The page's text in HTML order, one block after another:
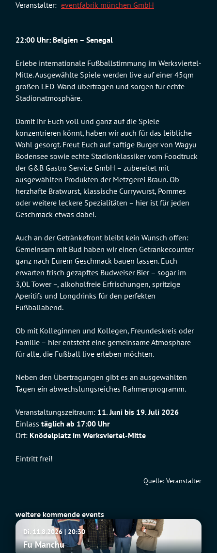
22:00 Uhr: Belgien – Senegal
Erlebe internationale Fußballstimmung im Werksviertel-
Mitte. Ausgewählte Spiele werden live auf einer 45qm
großen LED-Wand übertragen und sorgen für echte
Stadionatmosphäre.
Damit ihr Euch voll und ganz auf die Spiele
konzentrieren könnt, haben wir auch für das leibliche
Wohl gesorgt. Freut Euch auf saftige Burger von Wagyu
Bodensee sowie echte Stadionklassiker vom Foodtruck
der G&B Gastro Service GmbH – zubereitet mit
ausgewählten Produkten der Metzgerei Braun. Ob
herzhafte Bratwurst, klassische Currywurst, Pommes
oder weitere leckere Spezialitäten – hier ist für jeden
Geschmack etwas dabei.
Auch an der Getränkefront bleibt kein Wunsch offen:
Gemeinsam mit Bud haben wir einen Getränkecounter
ganz nach Eurem Geschmack bauen lassen. Euch
erwarten frisch gezapftes Budweiser Bier – sogar im
3,0L Tower –, alkoholfreie Erfrischungen, spritzige
Aperitifs und Longdrinks für den perfekten
Fußballabend.
Ob mit Kolleginnen und Kollegen, Freundeskreis oder
Familie – hier entsteht eine gemeinsame Atmosphäre
für alle, die Fußball live erleben möchten.
Neben den Übertragungen gibt es an ausgewählten
Tagen ein abwechslungsreiches Rahmenprogramm.
Veranstaltungszeitraum: 11. Juni bis 19. Juli 2026
Einlass täglich ab 17:00 Uhr
Ort: Knödelplatz im Werksviertel-Mitte
Eintritt frei!
Quelle: Veranstalter
weitere kommende events
Fu
Manchu
Di. 11.8.2026 | 20:30
Fu Manchu
Veranstalter: eventfabrik münchen GmbH